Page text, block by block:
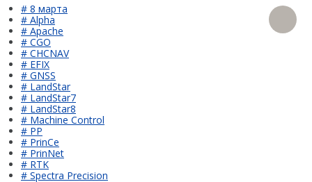
# 8 марта
# Alpha
# Apache
# CGO
# CHCNAV
# EFIX
# GNSS
# LandStar
# LandStar7
# LandStar8
# Machine Control
# PP
# PrinCe
# PrinNet
# RTK
# Spectra Precision